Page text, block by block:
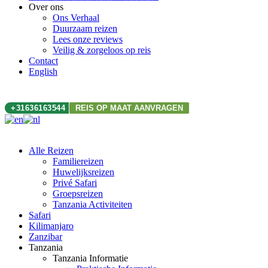
Over ons
Ons Verhaal
Duurzaam reizen
Lees onze reviews
Veilig & zorgeloos op reis
Contact
English
+31636163544 REIS OP MAAT AANVRAGEN
Alle Reizen
Familiereizen
Huwelijksreizen
Privé Safari
Groepsreizen
Tanzania Activiteiten
Safari
Kilimanjaro
Zanzibar
Tanzania
Tanzania Informatie